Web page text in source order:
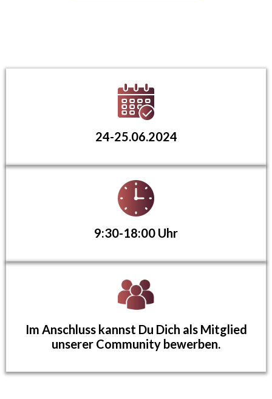
24-25.06.2024
9:30-18:00 Uhr
Im Anschluss kannst Du Dich als Mitglied
unserer Community bewerben.